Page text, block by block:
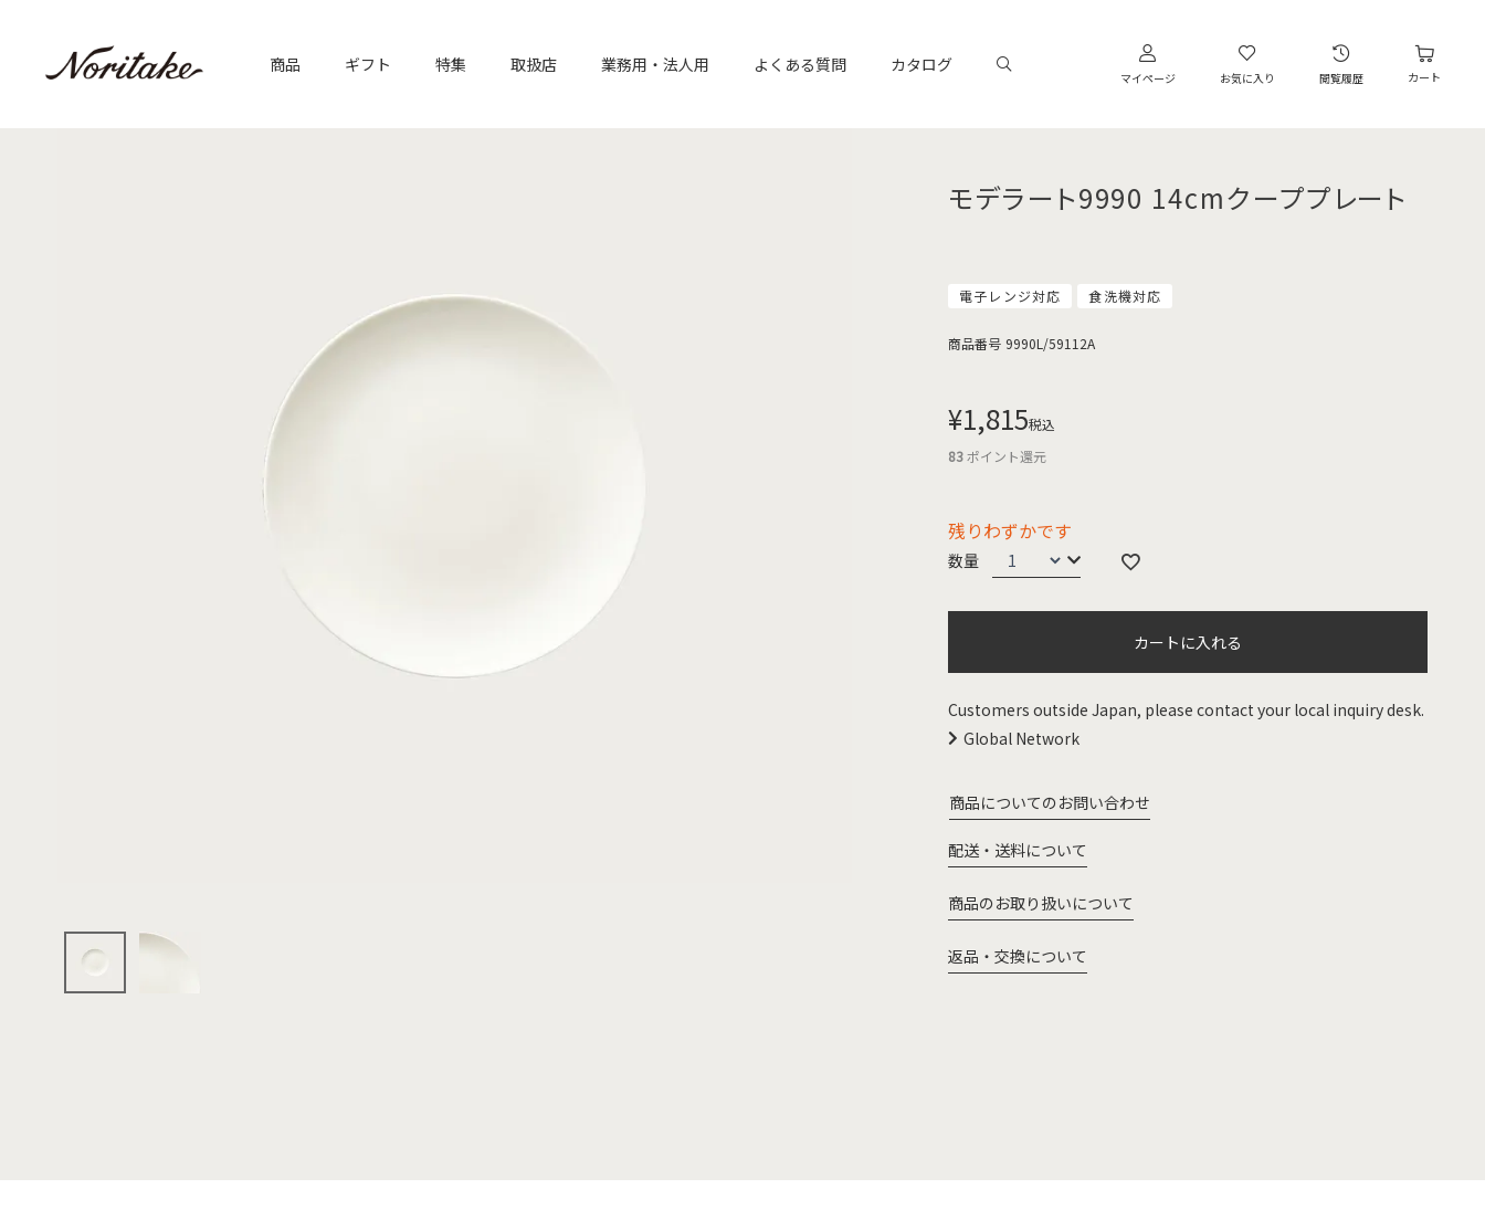
商品 ギフト 特集 取扱店 業務用・法人用 よくある質問 カタログ
マイページ お気に入り 閲覧履歴 カート
モデラート9990 14cmクーププレート
電子レンジ対応 食洗機対応
商品番号 9990L/59112A
¥1,815税込
83ポイント還元
残りわずかです
カートに入れる
Customers outside Japan, please contact your local inquiry desk.
Global Network
商品についてのお問い合わせ
配送・送料について
商品のお取り扱いについて
返品・交換について